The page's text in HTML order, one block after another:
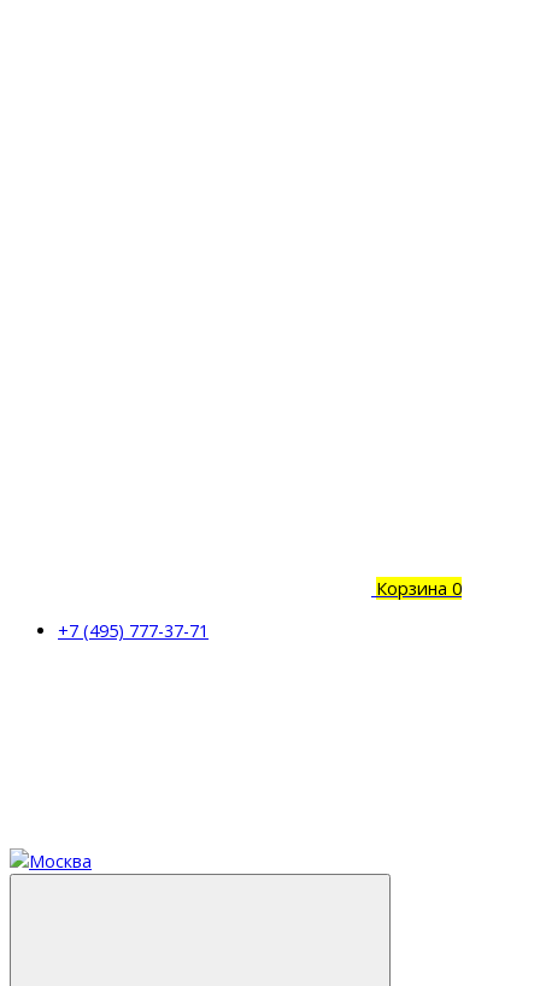
Корзина 0
+7 (495) 777-37-71